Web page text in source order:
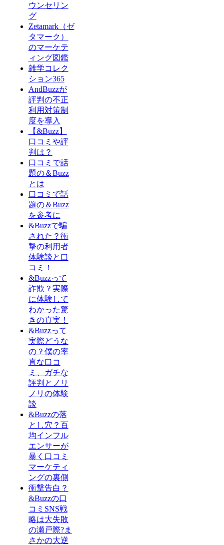
ウンセリン
グ
Zetamark（ゼ
タマーク）
のマーケテ
ィング図鑑
雑学コレク
ション365
AndBuzzが
評判の不正
利用対策制
度を導入
【&Buzz】
口コミや評
判は？
口コミで話
題の＆Buzz
とは
口コミで話
題の＆Buzz
を参考に
&Buzzで騙
された？衝
撃の利用者
体験談と口
コミ！
&Buzzって
詐欺？実際
に体験して
わかった驚
きの真実！
&Buzzって
実際どうな
の？僕の率
直な口コ
ミ、ガチな
評判とノリ
ノリの体験
談
&Buzzの落
とし穴？百
均インフル
エンサーが
暴く口コミ
マーケティ
ングの裏側
衝撃告白？
&Buzzの口
コミSNS戦
略は大失敗
の瀬戸際?ま
さかの大逆